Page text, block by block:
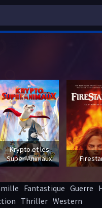
Fantastique Guerre
Thriller Western
Krypto et les
Super-Animaux